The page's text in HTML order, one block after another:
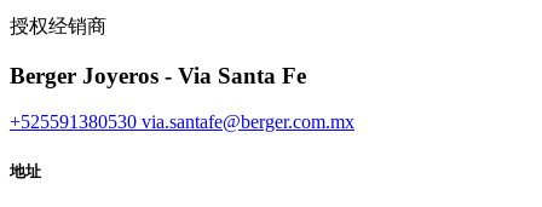
授权经销商
Berger Joyeros - Via Santa Fe
+525591380530 via.santafe@berger.com.mx
地址